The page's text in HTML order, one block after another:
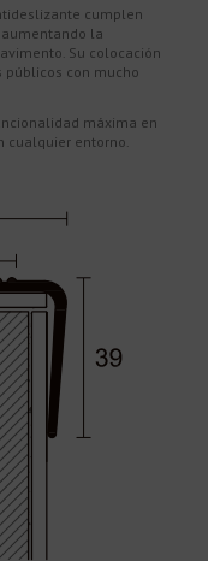
cumplen
la
Su colocación
públicos con mucho
máxima en
cualquier entorno.